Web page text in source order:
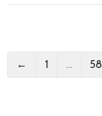
← 1 … 58